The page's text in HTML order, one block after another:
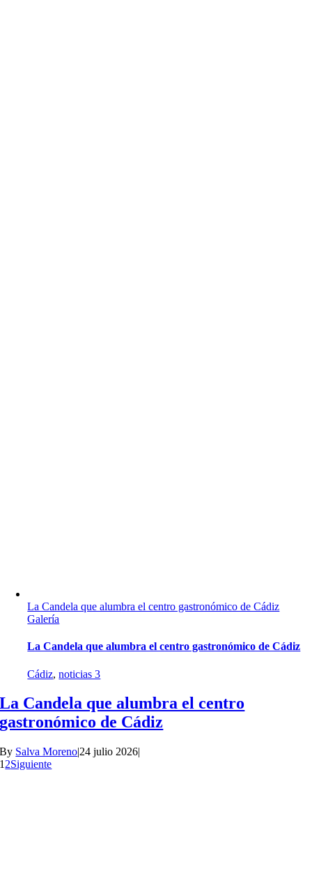
La Candela que alumbra el centro gastronómico de Cádiz
Galería
La Candela que alumbra el centro gastronómico de Cádiz
Cádiz,noticias 3
La Candela que alumbra el centro
gastronómico de Cádiz
By Salva Moreno|24 julio 2026|
1 2Siguiente